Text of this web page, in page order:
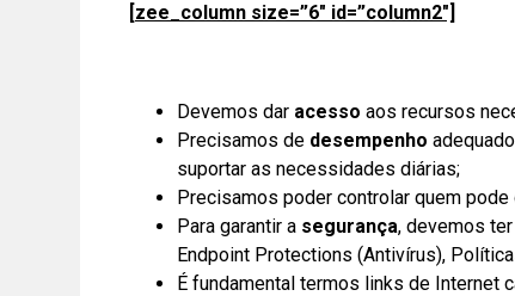
[zee_column size=”6″ id=”column2″]
Devemos dar acesso aos recursos
Precisamos de desempenho
suportar as necessidades diárias;
Precisamos poder controlar quem
Para garantir a segurança, devemos
Endpoint Protections (Antivírus),
É fundamental termos links de Internet